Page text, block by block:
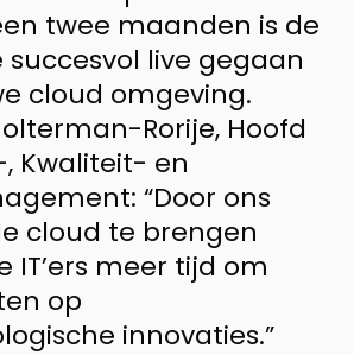
twee maanden is de
live gegaan
cloud omgeving.
Rorije, Hoofd
Kwaliteit- en
“Door ons
cloud te brengen
IT’ers meer tijd om
op
innovaties.”